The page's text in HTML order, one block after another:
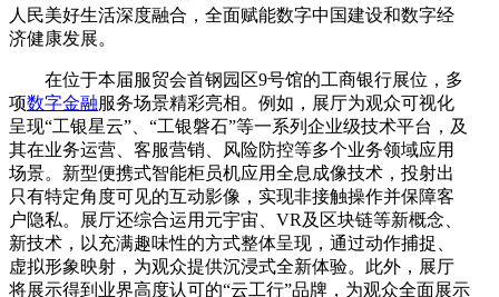
人民美好生活深度融合，全面赋能数字中国建设和数字经
济健康发展。
在位于本届服贸会首钢园区9号馆的工商银行展位，多
项数字金融服务场景精彩亮相。例如，展厅为观众可视化
呈现“工银星云”、“工银磐石”等一系列企业级技术平台，及
其在业务运营、客服营销、风险防控等多个业务领域应用
场景。新型便携式智能柜员机应用全息成像技术，投射出
只有特定角度可见的互动影像，实现非接触操作并保障客
户隐私。展厅还综合运用元宇宙、VR及区块链等新概念、
新技术，以充满趣味性的方式整体呈现，通过动作捕捉、
虚拟形象映射，为观众提供沉浸式全新体验。此外，展厅
将展示得到业界高度认可的“云工行”品牌，为观众全面展示